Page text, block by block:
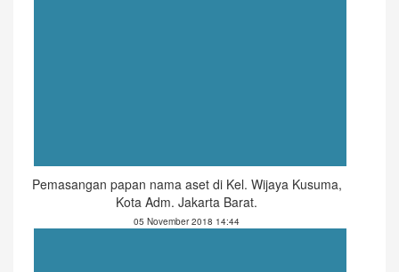
Pemasangan papan nama aset di Kel. Wijaya Kusuma,
Kota Adm. Jakarta Barat.
05 November 2018 14:44